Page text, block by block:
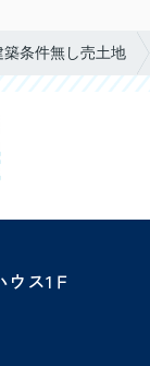
条件無し売土地
ス1Ｆ